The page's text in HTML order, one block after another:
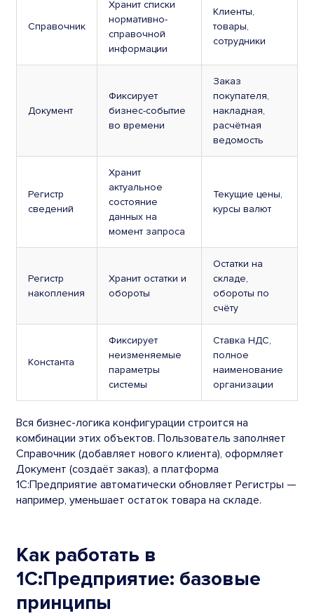
Справочник
Хранит списки
нормативно-
справочной
информации
Клиенты,
товары,
сотрудники
Документ
Фиксирует
бизнес-событие
во времени
Заказ
покупателя,
накладная,
расчётная
ведомость
Регистр
сведений
Хранит
актуальное
состояние
данных на
момент запроса
Текущие цены,
курсы валют
Регистр
накопления
Хранит остатки и
обороты
Остатки на
складе,
обороты по
счёту
Константа
Фиксирует
неизменяемые
параметры
системы
Ставка НДС,
полное
наименование
организации
Вся бизнес-логика конфигурации строится на
комбинации этих объектов. Пользователь заполняет
Справочник (добавляет нового клиента), оформляет
Документ (создаёт заказ), а платформа
1С:Предприятие автоматически обновляет Регистры —
например, уменьшает остаток товара на складе.
Как работать в
1С:Предприятие: базовые
принципы